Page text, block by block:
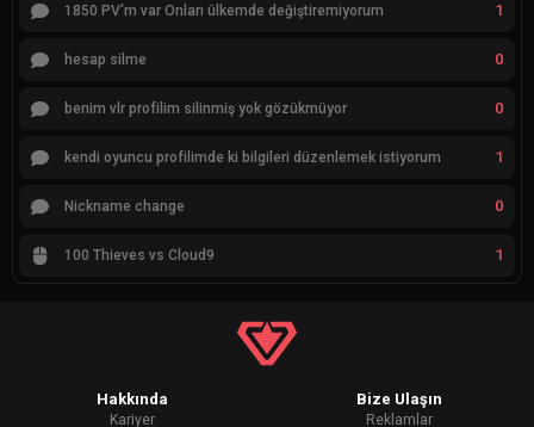
1850 PV'm var Onları ülkemde değiştiremiyorum 1
hesap silme 0
benim vlr profilim silinmiş yok gözükmüyor 0
kendi oyuncu profilimde ki bilgileri düzenlemek istiyorum 1
Nickname change 0
100 Thieves vs Cloud9 1
Hakkında
Kariyer
Bize Ulaşın
Reklamlar